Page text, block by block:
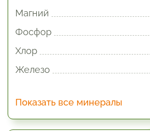
Магний
Фосфор
Хлор
Железо
Показать все минералы